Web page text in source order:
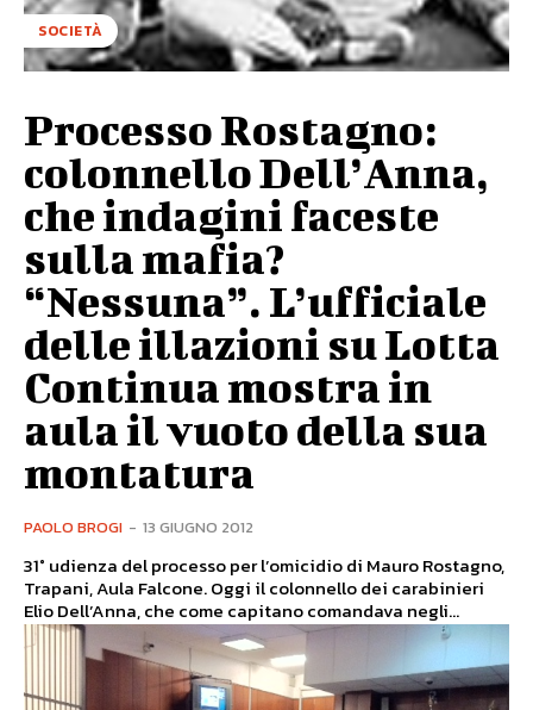
SOCIETÀ
Processo Rostagno:
colonnello Dell’Anna,
che indagini faceste
sulla mafia?
“Nessuna”. L’ufficiale
delle illazioni su Lotta
Continua mostra in
aula il vuoto della sua
montatura
PAOLO BROGI - 13 GIUGNO 2012
31° udienza del processo per l’omicidio di Mauro Rostagno,
Trapani, Aula Falcone. Oggi il colonnello dei carabinieri
Elio Dell’Anna, che come capitano comandava negli...